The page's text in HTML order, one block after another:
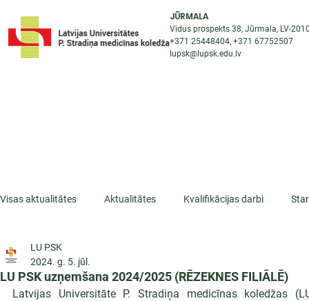
JŪRMALA
Vidus prospekts 38, Jūrmala, LV-
+371 25448404, +371 67752507
lupsk@lupsk.edu.lv
Visas aktualitātes Aktualitātes Kvalifikācijas darbi
ESF projekti
LU PSK uzņemšana 2024/2025 (RĒZEKNES FILIĀLĒ)
LU PSK
2024. g. 5. jūl.
Latvijas Universitāte P. Stradiņa medicīnas koledžas